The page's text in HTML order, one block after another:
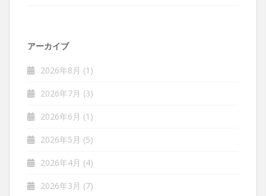
アーカイブ
2026年8月 (1)
2026年7月 (3)
2026年6月 (1)
2026年5月 (5)
2026年4月 (4)
2026年3月 (7)